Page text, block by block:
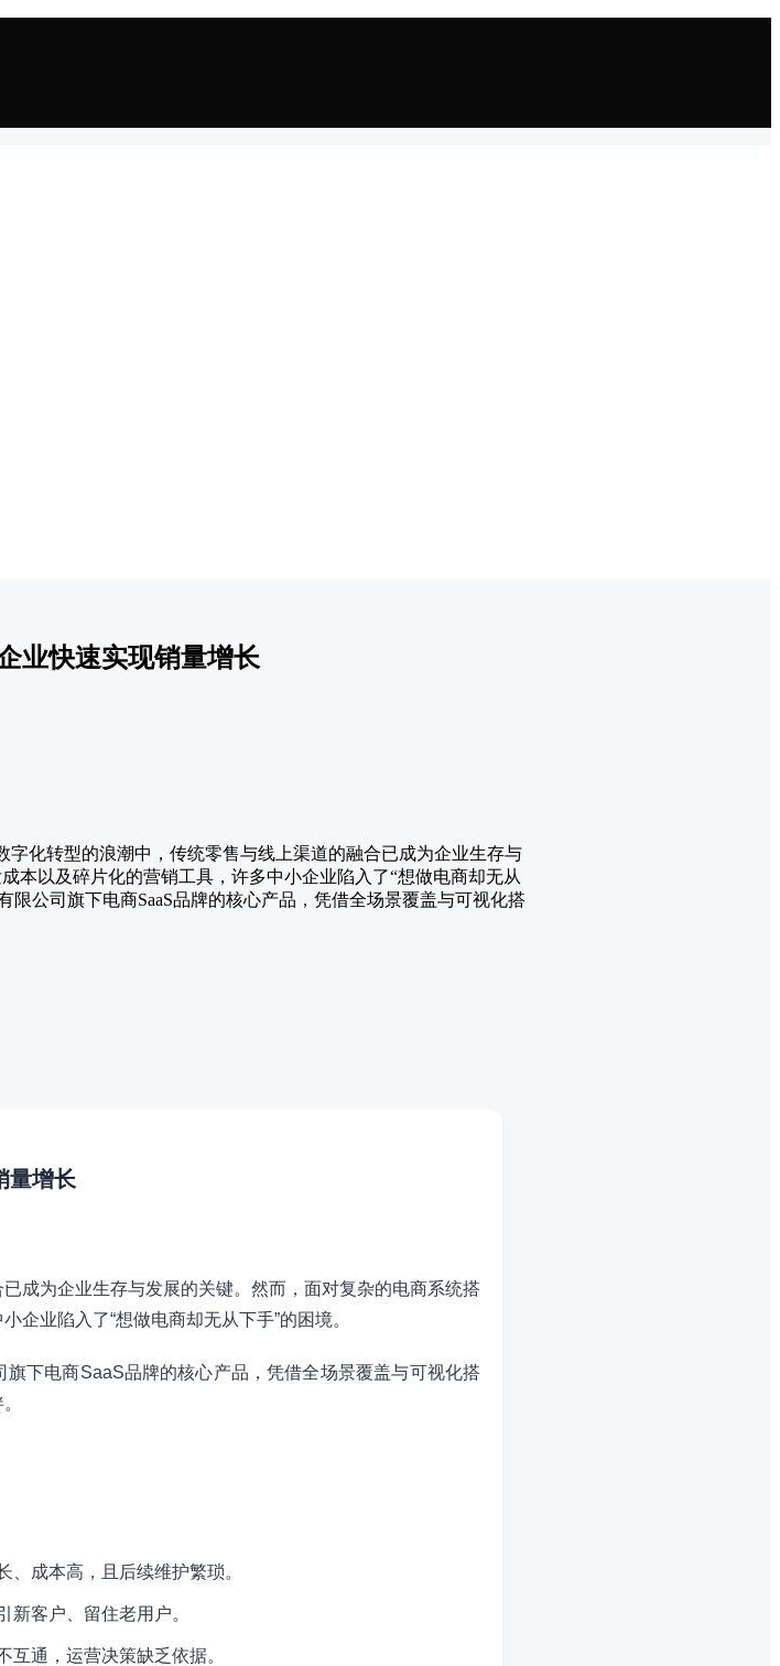
业快速实现销量增长
字化转型的浪潮中，传统零售与线上渠道的融合已成为企业生存与
本以及碎片化的营销工具，许多中小企业陷入了“想做电商却无从
公司旗下电商SaaS品牌的核心产品，凭借全场景覆盖与可视化搭
量增长
成为企业生存与发展的关键。然而，面对复杂的电商系统搭
企业陷入了“想做电商却无从下手”的困境。
旗下电商SaaS品牌的核心产品，凭借全场景覆盖与可视化搭
、成本高，且后续维护繁琐。
新客户、留住老用户。
互通，运营决策缺乏依据。